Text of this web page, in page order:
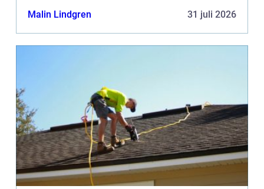
Malin Lindgren 31 juli 2026